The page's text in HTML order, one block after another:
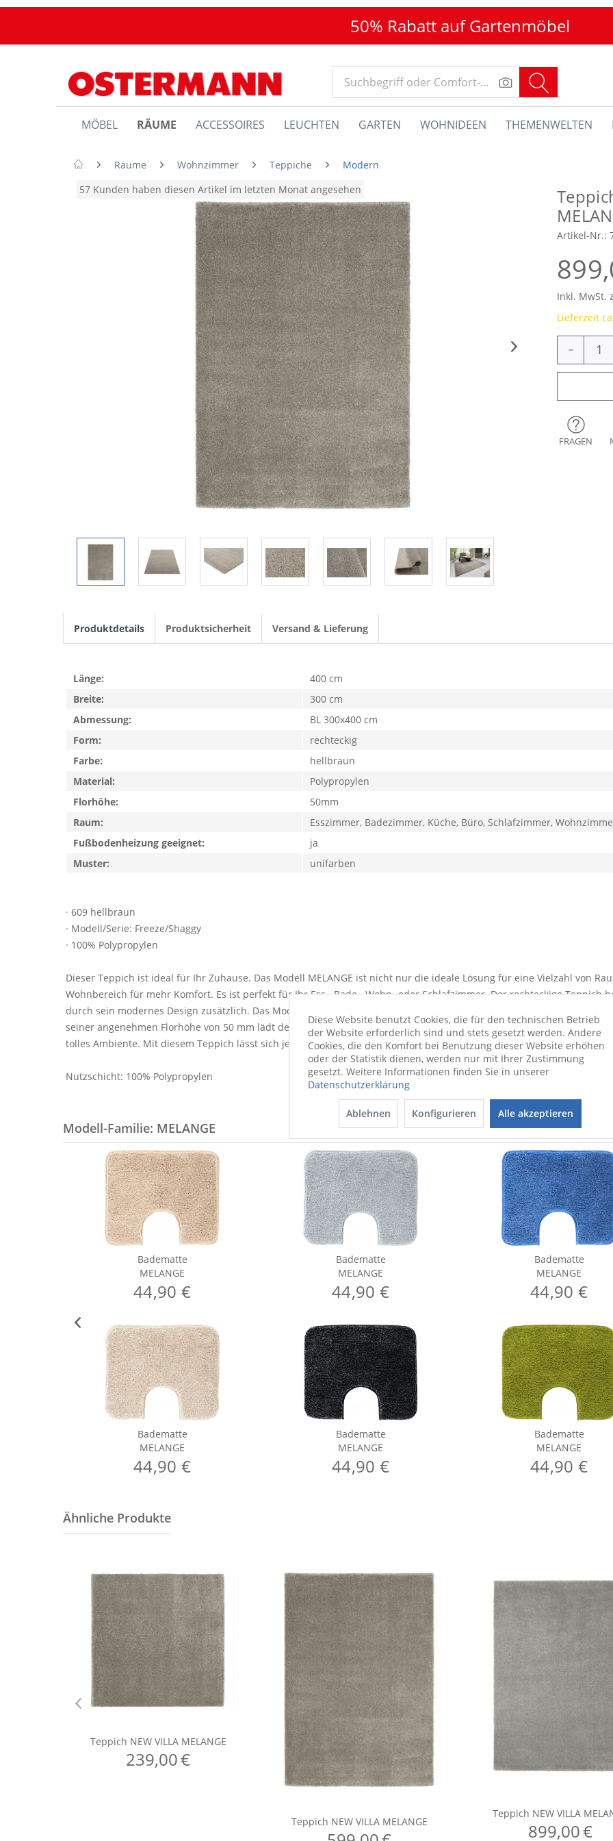
50% Rabatt auf Gartenmöbel
MÖBEL RÄUME ACCESSOIRES LEUCHTEN GARTEN WOHNIDEEN THEMENWELTEN
Räume Wohnzimmer Teppiche
Modern
57 Kunden haben diesen Artikel im letzten Monat angesehen
Artikel-Nr.:
Inkl. MwSt.
Lieferzeit
-
FRAGEN
Produktdetails Produktsicherheit Versand & Lieferung
· 609 hellbraun
· Modell/Serie: Freeze/Shaggy
· 100% Polypropylen
Dieser Teppich ist ideal für Ihr Zuhause. Das Modell MELANGE ist nicht nur die ideale Lösung für eine Vielzahl von
Wohnbereich für mehr Komfort. Es ist perfekt für Ihr Ess-, Bade-, Wohn- oder Schlafzimmer. Der rechteckige Teppich
durch sein modernes Design zusätzlich. Das Modell MELANGE ist aus Polypropylen angefertigt. Es besitzt eine Länge
seiner angenehmen Florhöhe von 50 mm lädt der Teppich zum Barfußlaufen ein. Das Modell MELANGE integriert
tolles Ambiente. Mit diesem Teppich lässt sich jedes Interieur im Handumdrehen optisch aufwerten.
Nutzschicht: 100% Polypropylen
Länge:
400 cm
Breite:
300 cm
Abmessung:
BL 300x400 cm
Form:
rechteckig
Farbe:
hellbraun
Material:
Polypropylen
Florhöhe:
50mm
Raum:
Esszimmer, Badezimmer, Küche, Büro, Schlafzimmer,
Fußbodenheizung geeignet:
ja
Muster:
unifarben
Modell-Familie: MELANGE
Badematte
MELANGE
44,90 €
Badematte
MELANGE
44,90 €
Badematte
MELANGE
44,90 €
Badematte
MELANGE
44,90 €
Badematte
MELANGE
44,90 €
Badematte
MELANGE
44,90 €
Diese Website benutzt Cookies, die für den technischen Betrieb
der Website erforderlich sind und stets gesetzt werden. Andere
Cookies, die den Komfort bei Benutzung dieser Website erhöhen
oder der Statistik dienen, werden nur mit Ihrer Zustimmung
gesetzt. Weitere Informationen finden Sie in unserer
Datenschutzerklärung
Ablehnen Konfigurieren Alle akzeptieren